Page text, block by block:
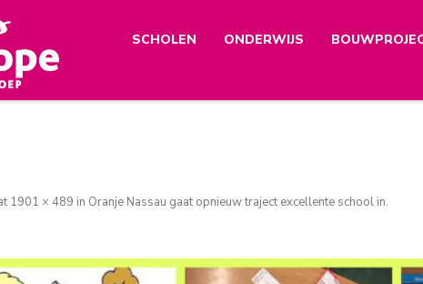
SCHOLEN ONDERWIJS
1901 × 489 in Oranje Nassau gaat opnieuw traject excellente school in.